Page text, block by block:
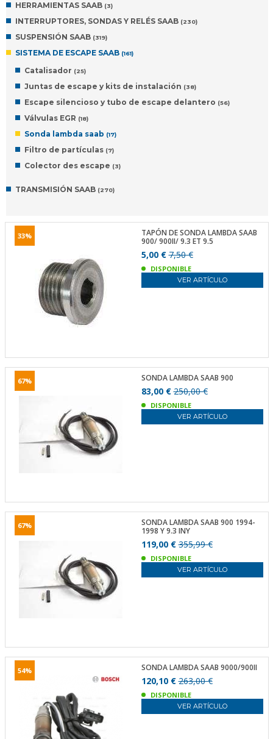
HERRAMIENTAS SAAB (3)
INTERRUPTORES, SONDAS Y RELÉS SAAB (230)
SUSPENSIÓN SAAB (319)
SISTEMA DE ESCAPE SAAB (161)
Catalisador (25)
Juntas de escape y kits de instalación (38)
Escape silencioso y tubo de escape delantero (56)
Válvulas EGR (18)
Sonda lambda saab (17)
Filtro de partículas (7)
Colector des escape (3)
TRANSMISIÓN SAAB (270)
33%
TAPÓN DE SONDA LAMBDA SAAB
900/ 900II/ 9.3 ET 9.5
5,00 €7,50 €
DISPONIBLE
VER ARTÍCULO
67% SONDA LAMBDA SAAB 900
83,00 €250,00 €
DISPONIBLE
VER ARTÍCULO
67%
SONDA LAMBDA SAAB 900 1994-
1998 Y 9.3 INY
119,00 €355,99 €
DISPONIBLE
VER ARTÍCULO
54% SONDA LAMBDA SAAB 9000/900II
120,10 €263,00 €
DISPONIBLE
VER ARTÍCULO